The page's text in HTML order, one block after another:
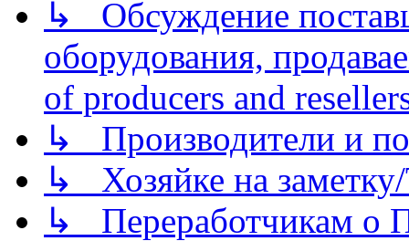
↳ Обсуждение
оборудования,
of producers and
↳ Производители и
↳ Хозяйке на
↳ Переработчикам о